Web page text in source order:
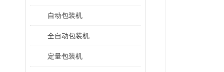
自动包装机
全自动包装机
定量包装机